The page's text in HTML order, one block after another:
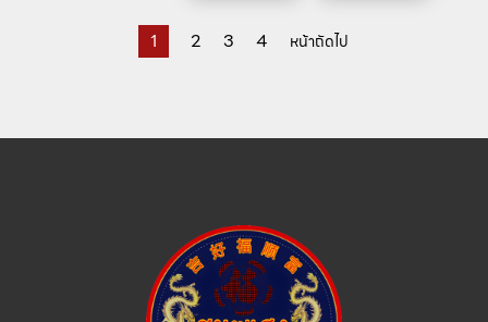
1 2 3 4